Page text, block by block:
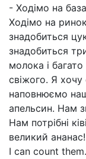
- Ходімо на
Ходімо на
знадобиться
знадобиться
молока і
свіжого. Я
наповнюємо
апельсин. Нам
Нам потрібні
великий ананас!
I can count